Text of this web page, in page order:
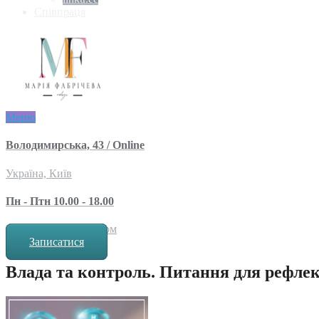
Меню
Володимирська, 43 / Online
Україна, Київ
Пн - Птн 10.00 - 18.00
за попереднім записом
Записатися
Влада та контроль. Питання для